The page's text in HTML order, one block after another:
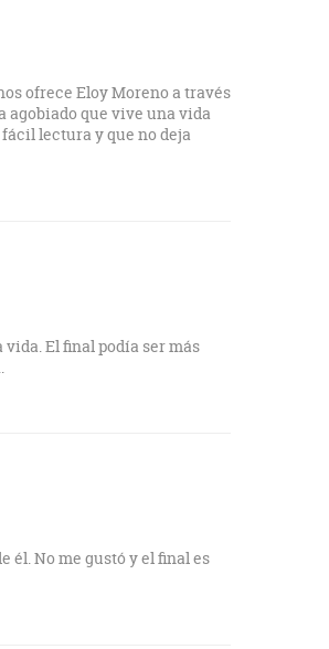
muy recomendable.
ofrece Eloy Moreno a través
agobiado que vive una vida
lectura y que no deja
El final podía ser más
él. No me gustó y el final es